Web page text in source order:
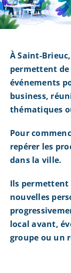
À Saint-
permettent
événements
business,
thématiques
Pour
repérer les
dans la ville.
Ils
nouvelles
local avant,
groupe ou un